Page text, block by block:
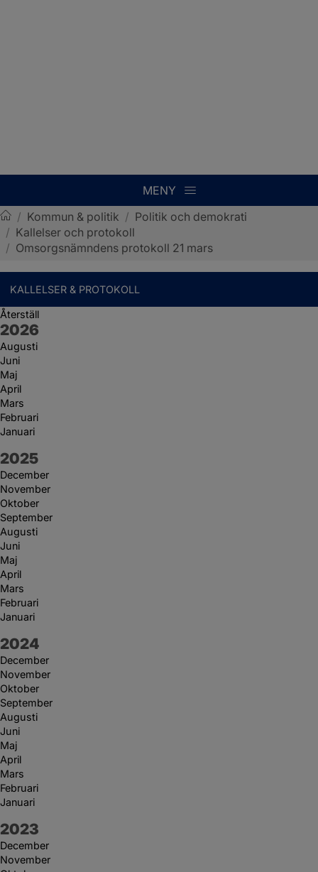
MENY
Sotenäs kommun
/ Kommun & politik / Politik och demokrati
/ Kallelser och protokoll
/ Omsorgsnämndens protokoll 21 mars
KALLELSER & PROTOKOLL
Återställ
År:
2026
Augusti
Juni
Maj
April
Mars
Februari
Januari
År:
2025
December
November
Oktober
September
Augusti
Juni
Maj
April
Mars
Februari
Januari
År:
2024
December
November
Oktober
September
Augusti
Juni
Maj
April
Mars
Februari
Januari
År:
2023
December
November